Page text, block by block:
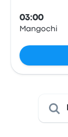
03:00
Mangochi